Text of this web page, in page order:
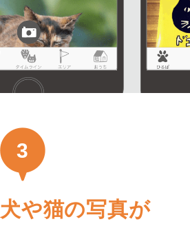
3
犬や猫の写真が